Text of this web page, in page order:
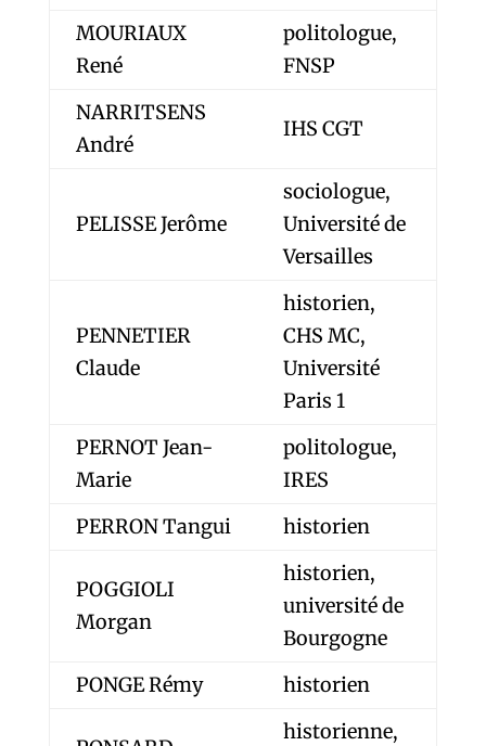
MOURIAUX
René
politologue,
FNSP
NARRITSENS
André
IHS CGT
PELISSE Jerôme
sociologue,
Université de
Versailles
PENNETIER
Claude
historien,
CHS MC,
Université
Paris 1
PERNOT Jean-
Marie
politologue,
IRES
PERRON Tangui
historien
POGGIOLI
Morgan
historien,
université de
Bourgogne
PONGE Rémy
historien
historienne,